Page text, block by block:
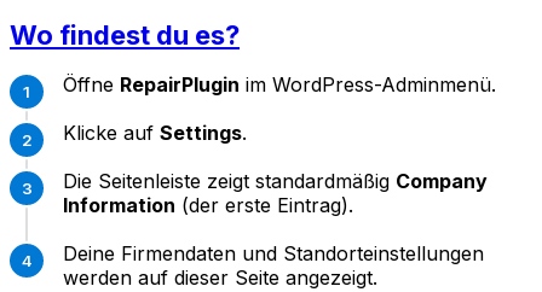
Wo findest du es?
Öffne RepairPlugin im WordPress-Adminmenü.
Klicke auf Settings.
Die Seitenleiste zeigt standardmäßig Company
Information (der erste Eintrag).
Deine Firmendaten und Standorteinstellungen
werden auf dieser Seite angezeigt.